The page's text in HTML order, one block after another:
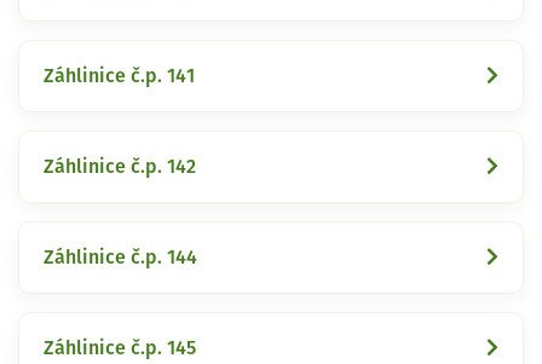
Záhlinice č.p. 141
Záhlinice č.p. 142
Záhlinice č.p. 144
Záhlinice č.p. 145